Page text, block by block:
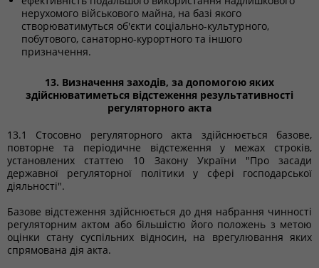
нерухомого військового майна, на базі якого
створюватимуться об'єкти соціально-культурного,
побутового, санаторно-курортного та іншого
призначення.
13. Визначення заходів, за допомогою яких
здійснюватиметься відстеження результативності
регуляторного акта
13.1 Стосовно регуляторного акта здійснюється базове,
повторне та періодичне відстеження у межах строків,
установлених статтею 10 Закону України "Про засади
державної регуляторної політики у сфері господарської
діяльності".
Базове відстеження здійснюється до дня набрання чинності
регуляторним актом або більшістю його положень з метою
оцінки стану суспільних відносин, на врегулювання яких
спрямована дія акта.